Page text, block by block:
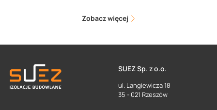
Zobacz więcej
SUEZ Sp. z o.o.
ul. Langiewicza 18
35 - 021 Rzeszów